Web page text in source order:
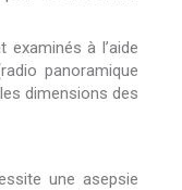
à l’aide
panoramique
dimensions des
une asepsie